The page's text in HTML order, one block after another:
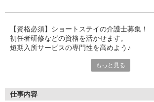
【資格必須】ショートステイの介護士募集！
初任者研修などの資格を活かせます。
短期入所サービスの専門性を高めよう♪
様々なケースの介護に携われます。
スキルアップに最適な環境がここに。
もっと見る
仕事内容